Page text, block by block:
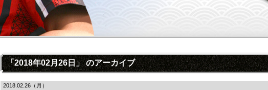
「2018年02月26日」 のアーカイブ
2018.02.26（月）